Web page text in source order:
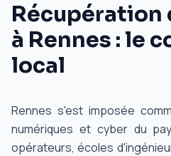
Récupération
à Rennes : le
local
Rennes s'est imposée
numériques et cyber du
opérateurs, écoles